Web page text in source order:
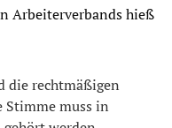
Arbeiterverbands hieß
die rechtmäßigen
Stimme muss in